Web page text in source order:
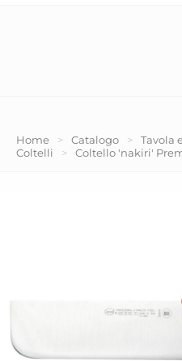
Home > Catalogo > Tavola
Coltelli
> Coltello 'nakiri'